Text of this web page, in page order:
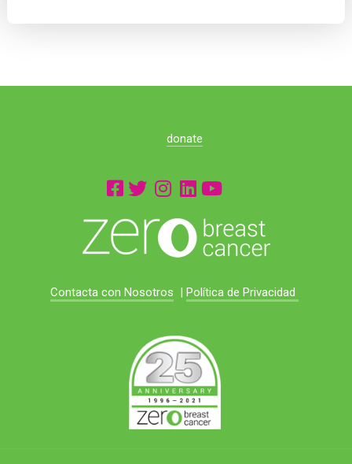
donate
Contacta con Nosotros | Política de Privacidad